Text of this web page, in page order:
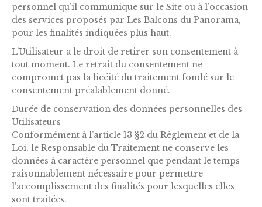
personnel qu’il communique sur le Site ou à l’occasion
des services proposés par Les Balcons du Panorama,
pour les finalités indiquées plus haut.
L’Utilisateur a le droit de retirer son consentement à
tout moment. Le retrait du consentement ne
compromet pas la licéité du traitement fondé sur le
consentement préalablement donné.
Durée de conservation des données personnelles des
Utilisateurs
Conformément à l’article 13 §2 du Règlement et de la
Loi, le Responsable du Traitement ne conserve les
données à caractère personnel que pendant le temps
raisonnablement nécessaire pour permettre
l’accomplissement des finalités pour lesquelles elles
sont traitées.